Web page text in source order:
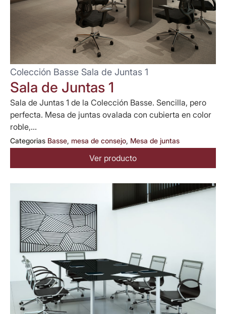
Colección Basse Sala de Juntas 1
Sala de Juntas 1
Sala de Juntas 1 de la Colección Basse. Sencilla, pero
perfecta. Mesa de juntas ovalada con cubierta en color
roble,...
Categorias Basse, mesa de consejo, Mesa de juntas
Ver producto